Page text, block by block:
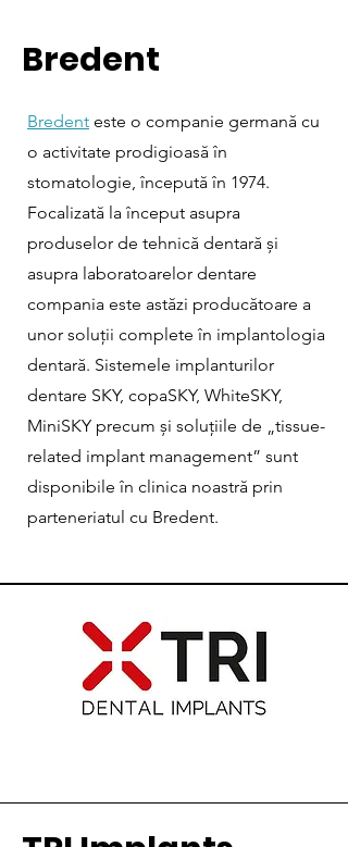
Bredent
Bredent este o companie germană cu
o activitate prodigioasă în
stomatologie, începută în 1974.
Focalizată la început asupra
produselor de tehnică dentară și
asupra laboratoarelor dentare
compania este astăzi producătoare a
unor soluții complete în implantologia
dentară. Sistemele implanturilor
dentare SKY, copaSKY, WhiteSKY,
MiniSKY precum și soluțiile de „tissue-
related implant management” sunt
disponibile în clinica noastră prin
parteneriatul cu Bredent.